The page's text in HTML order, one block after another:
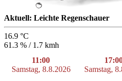
Aktuell: Leichte Regenschauer
16.9 °C
61.3 % / 1.7 kmh
11:00
Samstag, 8.8.2026
Samstag,